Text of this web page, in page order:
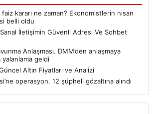
faiz kararı ne zaman? Ekonomistlerin nisan
belli oldu
İletişimin Güvenli Adresi Ve Sohbet
Anlaşması. DMM’den anlaşmaya
geldi
Altın Fiyatları ve Analizi
operasyon. 12 şüpheli gözaltına alındı